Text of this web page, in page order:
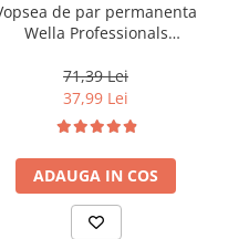
de par permanenta
Wella Professionals
Blond Deschis Natural, 60
ml
71,39 Lei
37,99 Lei
ADAUGA IN COS